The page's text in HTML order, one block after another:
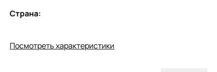
Страна:
Посмотреть характеристики